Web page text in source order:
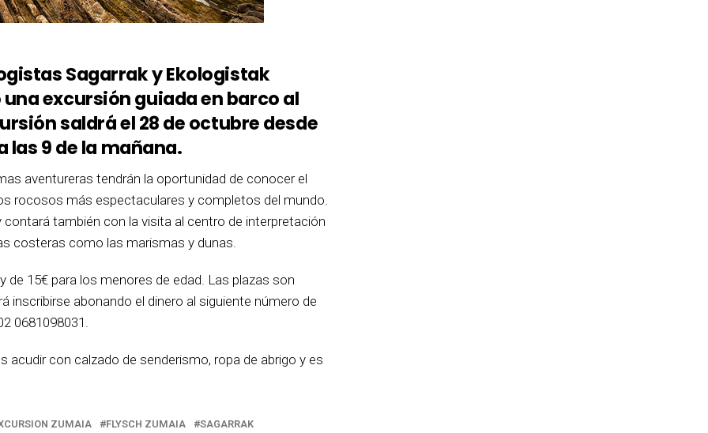
Sagarrak y Ekologistak
excursión guiada en barco al
saldrá el 28 de octubre desde
las 9 de la mañana.
aventureras tendrán la oportunidad de conocer el
rocosos más espectaculares y completos del mundo.
también con la visita al centro de interpretación
costeras como las marismas y dunas.
de 15€ para los menores de edad. Las plazas son
inscribirse abonando el dinero al siguiente número de
0681098031.
acudir con calzado de senderismo, ropa de abrigo y es
ZUMAIA FLYSCH ZUMAIA SAGARRAK